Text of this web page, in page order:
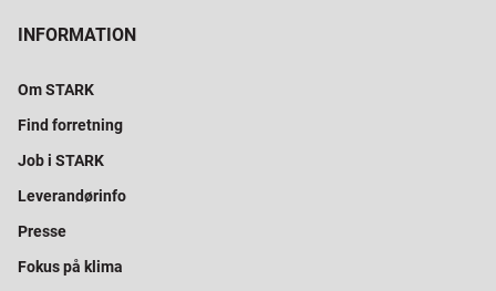
INFORMATION
Om STARK
Find forretning
Job i STARK
Leverandørinfo
Presse
Fokus på klima